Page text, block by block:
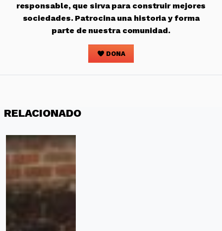
responsable, que sirva para construir mejores
sociedades. Patrocina una historia y forma
parte de nuestra comunidad.
DONA
RELACIONADO